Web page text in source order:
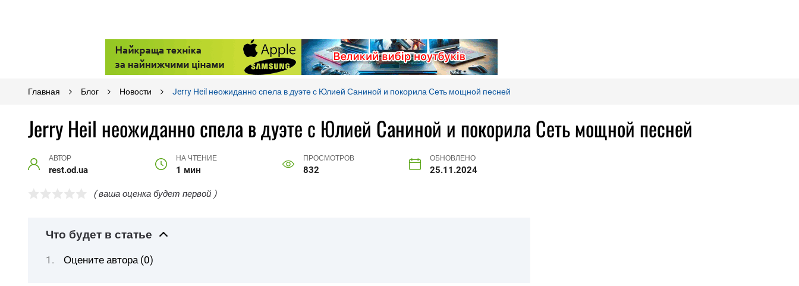
Главная Блог Новости Jerry Heil неожиданно спела в дуэте с Юлией Саниной и покорила Сеть мощной песней
Jerry Heil неожиданно спела в дуэте с Юлией Саниной и покорила Сеть мощной песней
АВТОР
rest.od.ua
НА ЧТЕНИЕ
1 мин
ПРОСМОТРОВ
832
ОБНОВЛЕНО
25.11.2024
( ваша оценка будет первой )
Что будет в статье
Оцените автора (0)